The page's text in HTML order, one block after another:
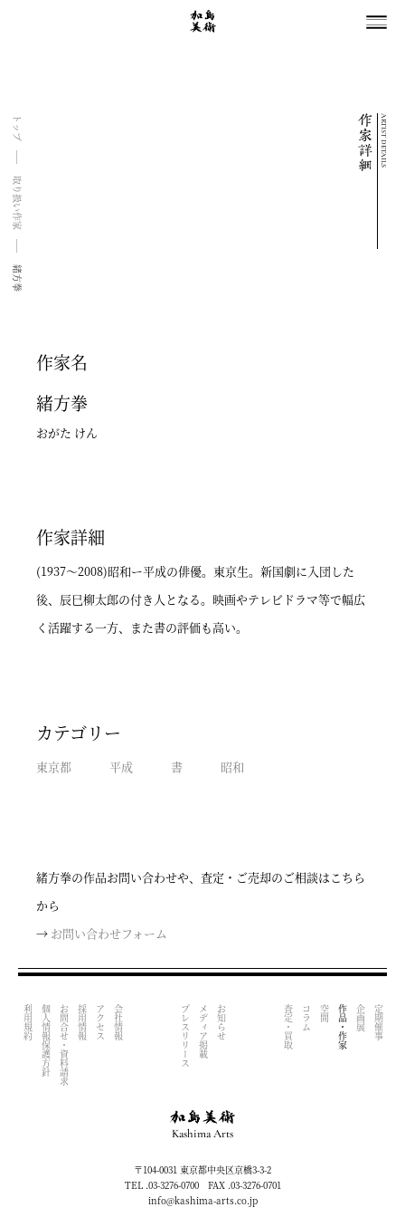
トップ
取り扱い作家
緒方拳
ARTIST DETAILS
作家名
緒方拳
おがた けん
作家詳細
(1937～2008)昭和ー平成の俳優。東京生。新国劇に入団した
後、辰巳柳太郎の付き人となる。映画やテレビドラマ等で幅広
く活躍する一方、また書の評価も高い。
カテゴリー
東京都 平成 書 昭和
緒方拳の作品お問い合わせや、査定・ご売却のご相談はこちら
から
→ お問い合わせフォーム
定期催事
企画展
作品・作家
空間
コラム
査定・買取
お知らせ
メディア掲載
プレスリリース
会社情報
アクセス
採用情報
お問合せ・資料請求
個人情報保護方針
利用規約
Kashima Arts
〒104-0031 東京都中央区京橋3-3-2
TEL .03-3276-0700 FAX .03-3276-0701
info@kashima-arts.co.jp